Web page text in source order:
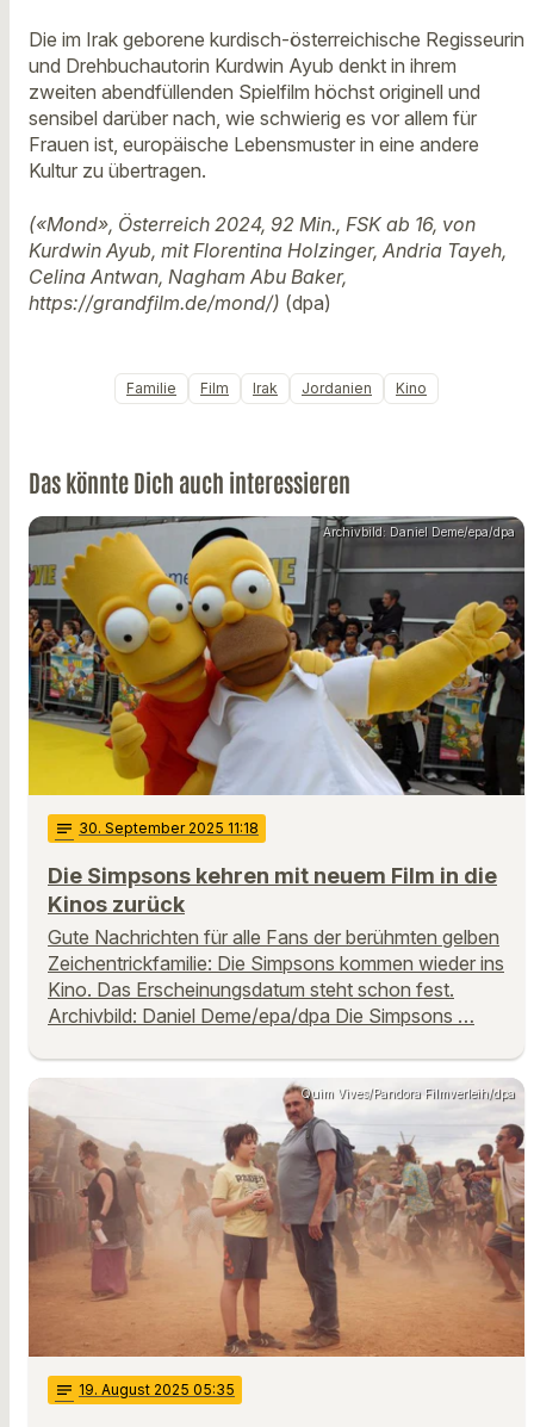
Die im Irak geborene kurdisch-österreichische Regisseurin
und Drehbuchautorin Kurdwin Ayub denkt in ihrem
zweiten abendfüllenden Spielfilm höchst originell und
sensibel darüber nach, wie schwierig es vor allem für
Frauen ist, europäische Lebensmuster in eine andere
Kultur zu übertragen.
(«Mond», Österreich 2024, 92 Min., FSK ab 16, von
Kurdwin Ayub, mit Florentina Holzinger, Andria Tayeh,
Celina Antwan, Nagham Abu Baker,
https://grandfilm.de/mond/) (dpa)
Familie Film Irak Jordanien Kino
Das könnte Dich auch interessieren
Archivbild: Daniel Deme/epa/dpa
notes 30. September 2025 11:18
Die Simpsons kehren mit neuem Film in die
Kinos zurück
Gute Nachrichten für alle Fans der berühmten gelben
Zeichentrickfamilie: Die Simpsons kommen wieder ins
Kino. Das Erscheinungsdatum steht schon fest.
Archivbild: Daniel Deme/epa/dpa Die Simpsons …
Quim Vives/Pandora Filmverleih/dpa
notes 19. August 2025 05:35